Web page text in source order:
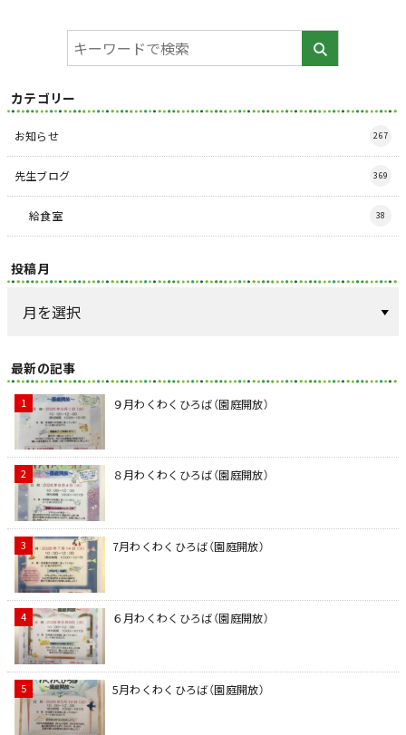
カテゴリー
お知らせ 267
先生ブログ 369
給食室 38
投稿月
最新の記事
９月わくわくひろば（園庭開放）
８月わくわくひろば（園庭開放）
7月わくわくひろば（園庭開放）
６月わくわくひろば（園庭開放）
5月わくわくひろば（園庭開放）